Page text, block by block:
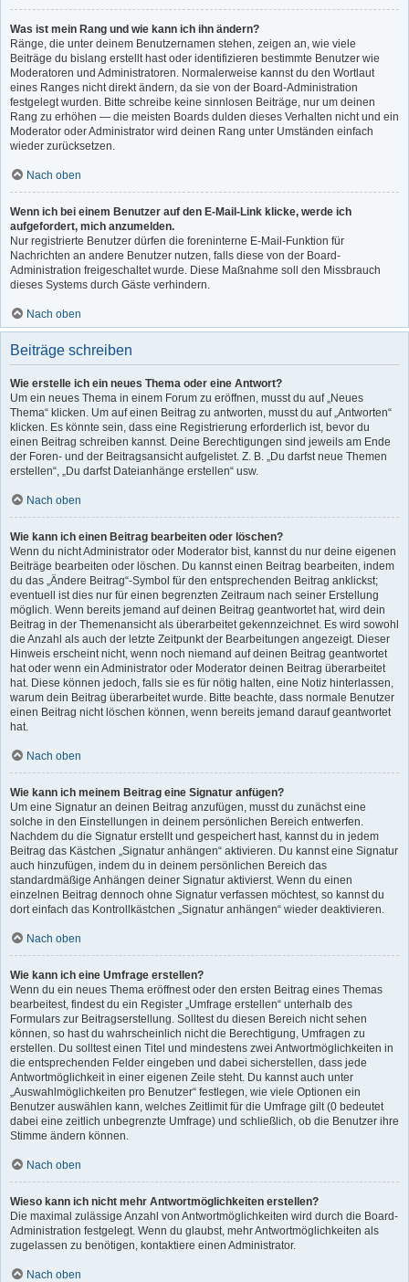
Was ist mein Rang und wie kann ich ihn ändern?
Ränge, die unter deinem Benutzernamen stehen, zeigen an, wie viele
Beiträge du bislang erstellt hast oder identifizieren bestimmte Benutzer wie
Moderatoren und Administratoren. Normalerweise kannst du den Wortlaut
eines Ranges nicht direkt ändern, da sie von der Board-Administration
festgelegt wurden. Bitte schreibe keine sinnlosen Beiträge, nur um deinen
Rang zu erhöhen — die meisten Boards dulden dieses Verhalten nicht und ein
Moderator oder Administrator wird deinen Rang unter Umständen einfach
wieder zurücksetzen.
Nach oben
Wenn ich bei einem Benutzer auf den E-Mail-Link klicke, werde ich
aufgefordert, mich anzumelden.
Nur registrierte Benutzer dürfen die foreninterne E-Mail-Funktion für
Nachrichten an andere Benutzer nutzen, falls diese von der Board-
Administration freigeschaltet wurde. Diese Maßnahme soll den Missbrauch
dieses Systems durch Gäste verhindern.
Nach oben
Beiträge schreiben
Wie erstelle ich ein neues Thema oder eine Antwort?
Um ein neues Thema in einem Forum zu eröffnen, musst du auf „Neues
Thema“ klicken. Um auf einen Beitrag zu antworten, musst du auf „Antworten“
klicken. Es könnte sein, dass eine Registrierung erforderlich ist, bevor du
einen Beitrag schreiben kannst. Deine Berechtigungen sind jeweils am Ende
der Foren- und der Beitragsansicht aufgelistet. Z. B. „Du darfst neue Themen
erstellen“, „Du darfst Dateianhänge erstellen“ usw.
Nach oben
Wie kann ich einen Beitrag bearbeiten oder löschen?
Wenn du nicht Administrator oder Moderator bist, kannst du nur deine eigenen
Beiträge bearbeiten oder löschen. Du kannst einen Beitrag bearbeiten, indem
du das „Ändere Beitrag“-Symbol für den entsprechenden Beitrag anklickst;
eventuell ist dies nur für einen begrenzten Zeitraum nach seiner Erstellung
möglich. Wenn bereits jemand auf deinen Beitrag geantwortet hat, wird dein
Beitrag in der Themenansicht als überarbeitet gekennzeichnet. Es wird sowohl
die Anzahl als auch der letzte Zeitpunkt der Bearbeitungen angezeigt. Dieser
Hinweis erscheint nicht, wenn noch niemand auf deinen Beitrag geantwortet
hat oder wenn ein Administrator oder Moderator deinen Beitrag überarbeitet
hat. Diese können jedoch, falls sie es für nötig halten, eine Notiz hinterlassen,
warum dein Beitrag überarbeitet wurde. Bitte beachte, dass normale Benutzer
einen Beitrag nicht löschen können, wenn bereits jemand darauf geantwortet
hat.
Nach oben
Wie kann ich meinem Beitrag eine Signatur anfügen?
Um eine Signatur an deinen Beitrag anzufügen, musst du zunächst eine
solche in den Einstellungen in deinem persönlichen Bereich entwerfen.
Nachdem du die Signatur erstellt und gespeichert hast, kannst du in jedem
Beitrag das Kästchen „Signatur anhängen“ aktivieren. Du kannst eine Signatur
auch hinzufügen, indem du in deinem persönlichen Bereich das
standardmäßige Anhängen deiner Signatur aktivierst. Wenn du einen
einzelnen Beitrag dennoch ohne Signatur verfassen möchtest, so kannst du
dort einfach das Kontrollkästchen „Signatur anhängen“ wieder deaktivieren.
Nach oben
Wie kann ich eine Umfrage erstellen?
Wenn du ein neues Thema eröffnest oder den ersten Beitrag eines Themas
bearbeitest, findest du ein Register „Umfrage erstellen“ unterhalb des
Formulars zur Beitragserstellung. Solltest du diesen Bereich nicht sehen
können, so hast du wahrscheinlich nicht die Berechtigung, Umfragen zu
erstellen. Du solltest einen Titel und mindestens zwei Antwortmöglichkeiten in
die entsprechenden Felder eingeben und dabei sicherstellen, dass jede
Antwortmöglichkeit in einer eigenen Zeile steht. Du kannst auch unter
„Auswahlmöglichkeiten pro Benutzer“ festlegen, wie viele Optionen ein
Benutzer auswählen kann, welches Zeitlimit für die Umfrage gilt (0 bedeutet
dabei eine zeitlich unbegrenzte Umfrage) und schließlich, ob die Benutzer ihre
Stimme ändern können.
Nach oben
Wieso kann ich nicht mehr Antwortmöglichkeiten erstellen?
Die maximal zulässige Anzahl von Antwortmöglichkeiten wird durch die Board-
Administration festgelegt. Wenn du glaubst, mehr Antwortmöglichkeiten als
zugelassen zu benötigen, kontaktiere einen Administrator.
Nach oben